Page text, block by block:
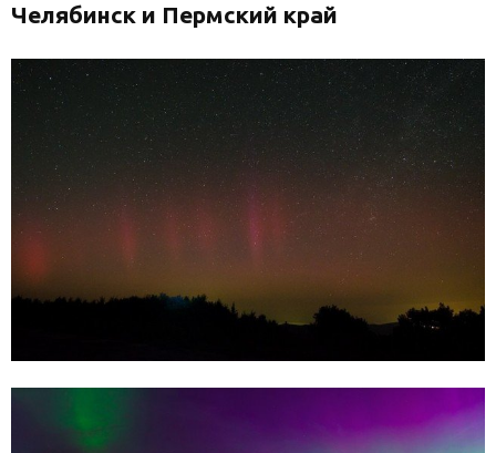
Челябинск и Пермский край